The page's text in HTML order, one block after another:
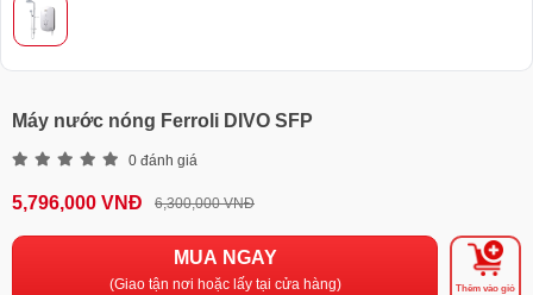
Máy nước nóng Ferroli DIVO SFP
0 đánh giá
5,796,000 VNĐ 6,300,000 VNĐ
MUA NGAY
(Giao tận nơi hoặc lấy tại cửa hàng) Thêm vào giỏ